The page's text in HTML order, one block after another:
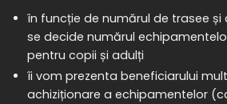
în funcție de numărul de trasee
se decide numărul
pentru copii și adulți
îi vom prezenta beneficiarului
achiziționare a echipamentelor